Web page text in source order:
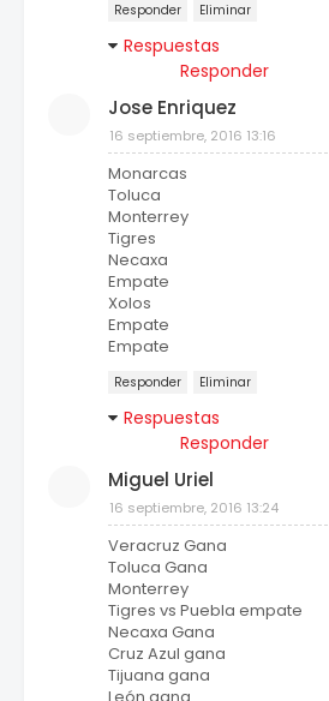
Responder Eliminar
Respuestas
Responder
Jose Enriquez
16 septiembre, 2016 13:16
Monarcas
Toluca
Monterrey
Tigres
Necaxa
Empate
Xolos
Empate
Empate
Responder Eliminar
Respuestas
Responder
Miguel Uriel
16 septiembre, 2016 13:24
Veracruz Gana
Toluca Gana
Monterrey
Tigres vs Puebla empate
Necaxa Gana
Cruz Azul gana
Tijuana gana